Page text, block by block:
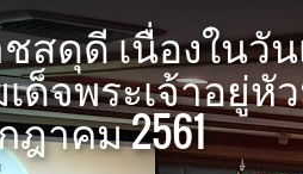
สดุดี เนื่องในวั
ด็จพระเจ้าอยู่
ฎาคม 2561